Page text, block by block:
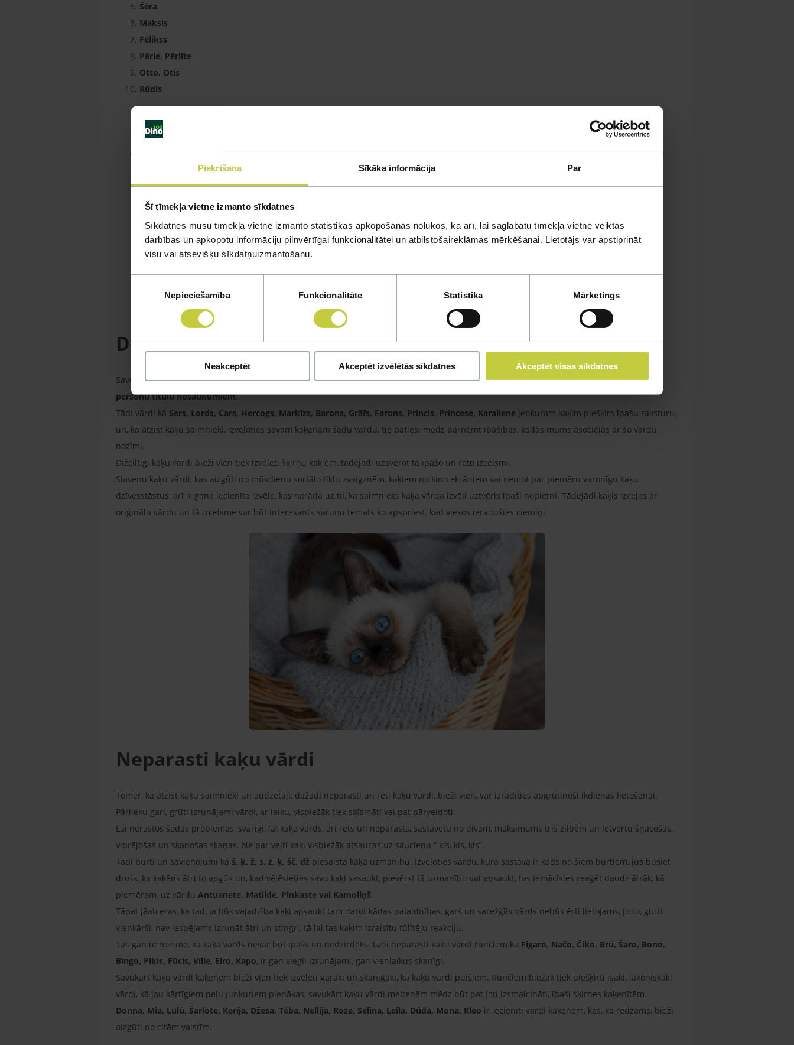
Piekrišana Sīkāka informācija Par
Šī tīmekļa vietne izmanto sīkdatnes
Sīkdatnes mūsu tīmekļa vietnē izmanto statistikas apkopošanas nolūkos, kā arī, lai saglabātu tīmekļa vietnē veiktās
darbības un apkopotu informāciju pilnvērtīgai funkcionalitātei un atbilstošaireklāmas mērķēšanai. Lietotājs var apstiprināt
visu vai atsevišķu sīkdatņuizmantošanu.
Nepieciešamība Funkcionalitāte Statistika Mārketings
Neakceptēt Akceptēt izvēlētās sīkdatnes Akceptēt visas sīkdatnes
Šēra
Maksis
Fēlikss
Pērle, Pērlīte
Otto, Otis
Rūdis
Dižciltīgi kaķu vārdi
Savukārt, ja vēlaties, lai jūsu mīlulis nēsātu aristokrātisku vārdu, ir vērts smelties idejas noBritu Karaļnama un citu tautu augstdzimušu
personu titulu nosaukumiem.
Tādi vārdi kā Sers, Lords, Cars, Hercogs, Marķīzs, Barons, Grāfs, Farons, Princis, Princese, Karaliene jebkuram kaķim piešķirs īpašu raksturu,
un, kā atzīst kaķu saimnieki, izvēloties savam kaķēnam šādu vārdu, tie patiesi mēdz pārņemt īpašības, kādas mums asociējas ar šo vārdu
nozīmi.
Dižciltīgi kaķu vārdi bieži vien tiek izvēlēti šķirņu kaķiem, tādejādi uzsverot tā īpašo un reto izcelsmi.
Slavenu kaķu vārdi, kas aizgūti no mūsdienu sociālo tīklu zvaigznēm, kaķiem no kino ekrāniem vai ņemot par piemēru varonīgu kaķu
dzīvesstāstus, arī ir gana iecienīta izvēle, kas norāda uz to, ka saimnieks kaķa vārda izvēli uztvēris īpaši nopietni. Tādejādi kaķis izceļas ar
oriģinālu vārdu un tā izcelsme var būt interesants sarunu temats ko apspriest, kad viesos ieradušies ciemiņi.
Neparasti kaķu vārdi
Tomēr, kā atzīst kaķu saimnieki un audzētāji, dažādi neparasti un reti kaķu vārdi, bieži vien, var izrādīties apgrūtinoši ikdienas lietošanai.
Pārlieku gari, grūti izrunājami vārdi, ar laiku, visbiežāk tiek saīsināti vai pat pārveidoti.
Lai nerastos šādas problēmas, svarīgi, lai kaķa vārds, arī rets un neparasts, sastāvētu no divām, maksimums trīs zilbēm un ietvertu šņācošas,
vibrējošas un skanošas skaņas. Ne par velti kaķi visbiežāk atsaucas uz saucienu “ kis, kis, kis”.
Tādi burti un savienojumi kā š, ķ, ž, s, z, ķ, šč, dž piesaista kaķa uzmanību. Izvēloties vārdu, kura sastāvā ir kāds no šiem burtiem, jūs būsiet
drošs, ka kaķēns ātri to apgūs un, kad vēlēsieties savu kaķi sasaukt, pievērst tā uzmanību vai apsaukt, tas iemācīsies reaģēt daudz ātrāk, kā
piemēram, uz vārdu Antuanete, Matilde, Pinkaste vai Kamoliņš.
Tāpat jāatceras, ka tad, ja būs vajadzība kaķi apsaukt tam darot kādas palaidnības, garš un sarežģīts vārds nebūs ērti lietojams, jo to, gluži
vienkārši, nav iespējams izrunāt ātri un stingri, tā lai tas kaķim izraisītu tūlītēju reakciju.
Tas gan nenozīmē, ka kaķa vārds nevar būt īpašs un nedzirdēts. Tādi neparasti kaķu vārdi runčiem kā Figaro, Načo, Čiko, Brū, Šaro, Bono,
Bingo, Piķis, Fūcis, Ville, Elro, Kapo, ir gan viegli izrunājami, gan vienlaikus skanīgi.
Savukārt kaķu vārdi kaķenēm bieži vien tiek izvēlēti garāki un skanīgāki, kā kaķu vārdi puišiem. Runčiem biežāk tiek piešķirti īsāki, lakoniskāki
vārdi, kā jau kārtīgiem peļu junkuriem pienākas, savukārt kaķu vārdi meitenēm mēdz būt pat ļoti izsmalcināti, īpaši šķirnes kaķenītēm.
Donna, Mia, Lulū, Šarlote, Kerija, Džesa, Tēba, Nellija, Roze, Selīna, Leila, Dūda, Mona, Kleo ir iecienīti vārdi kaķenēm, kas, kā redzams, bieži
aizgūti no citām valstīm.